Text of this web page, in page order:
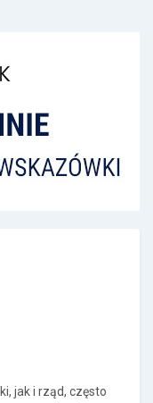
jak i rząd, często